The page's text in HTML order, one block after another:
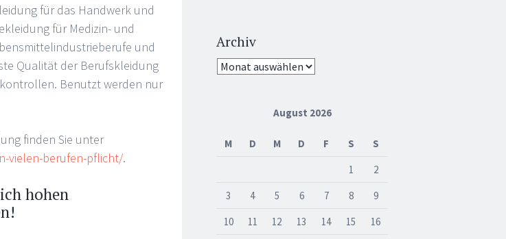
für das Handwerk und
für Medizin- und
und
Qualität der Berufskleidung
Benutzt werden nur
finden Sie unter
vielen-berufen-pflicht/.
hohen
Archiv
Archiv
August 2026
M D M D F S
S
1
2
3
4 5 6 7 8
9
10
11 12 13 14 15
16